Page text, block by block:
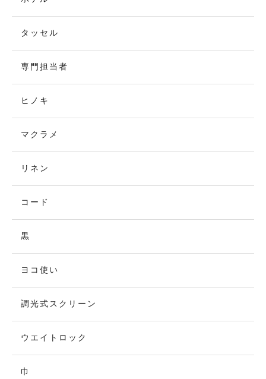
タッセル
専門担当者
ヒノキ
マクラメ
リネン
コード
黒
ヨコ使い
調光式スクリーン
ウエイトロック
巾